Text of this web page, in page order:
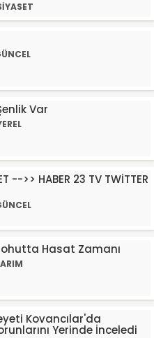
Var
-->> HABER 23 TV TWİTTER
Hasat Zamanı
Kovancılar'da
Yerinde İnceledi